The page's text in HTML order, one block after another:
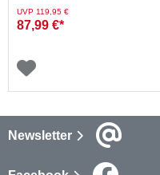
Preis reduziert von
UVP 119,95 €auf
87,99 €*
Newsletter